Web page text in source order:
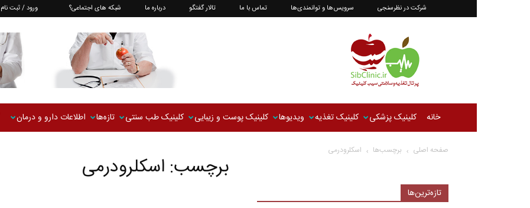
ورود / ثبت نام شبکه های اجتماعی؟ درباره ما تالار گفتگو تماس با ما سرویس‌ها و توانمندی‌ها شرکت در نظرسنجی
|‌
کلینیک
و
سلامتی
سیب
خانه کلینیک پزشکی کلینیک تغذیه ویدیوها کلینیک پوست و زیبایی کلینیک طب سنتی تازه‌ها اطلاعات دارو و درمان
صفحه اصلی برچسب‌ها اسکلرودرمی
برچسب: اسکلرودرمی
تازه‌ترین‌ها